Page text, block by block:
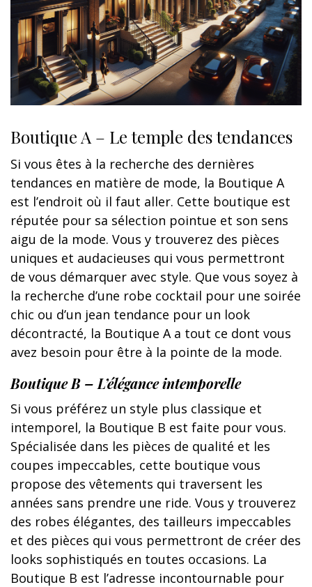
Boutique A – Le temple des tendances
Si vous êtes à la recherche des dernières
tendances en matière de mode, la Boutique A
est l’endroit où il faut aller. Cette boutique est
réputée pour sa sélection pointue et son sens
aigu de la mode. Vous y trouverez des pièces
uniques et audacieuses qui vous permettront
de vous démarquer avec style. Que vous soyez à
la recherche d’une robe cocktail pour une soirée
chic ou d’un jean tendance pour un look
décontracté, la Boutique A a tout ce dont vous
avez besoin pour être à la pointe de la mode.
Boutique B – L’élégance intemporelle
Si vous préférez un style plus classique et
intemporel, la Boutique B est faite pour vous.
Spécialisée dans les pièces de qualité et les
coupes impeccables, cette boutique vous
propose des vêtements qui traversent les
années sans prendre une ride. Vous y trouverez
des robes élégantes, des tailleurs impeccables
et des pièces qui vous permettront de créer des
looks sophistiqués en toutes occasions. La
Boutique B est l’adresse incontournable pour